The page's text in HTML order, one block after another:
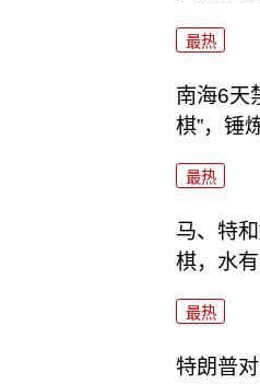
最热
南海6天
棋”，锤
最热
马、特
棋，水有
最热
特朗普